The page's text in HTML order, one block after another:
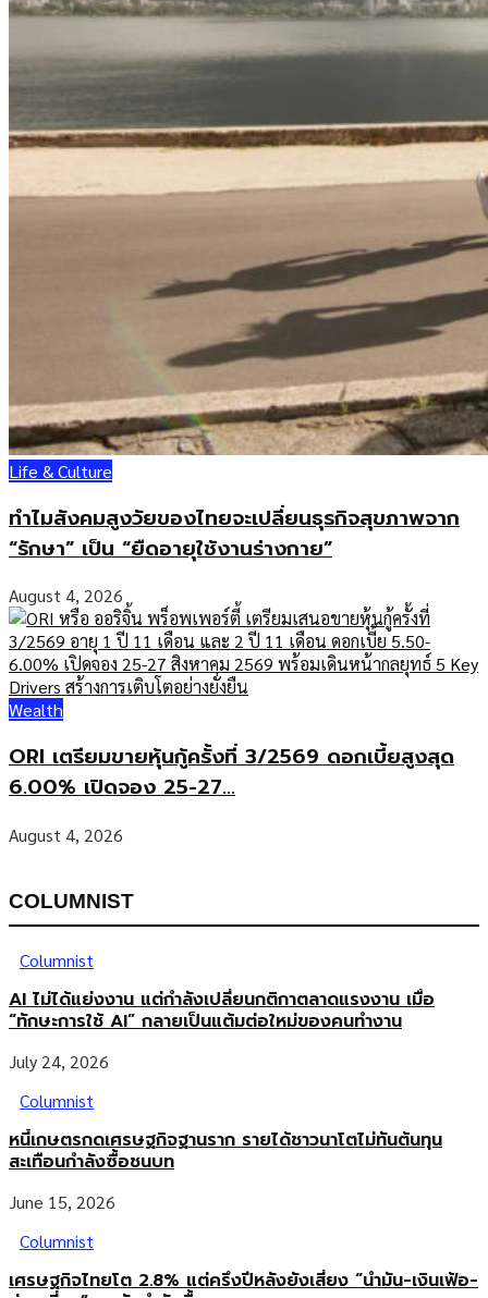
Life & Culture
ทำไมสังคมสูงวัยของไทยจะเปลี่ยนธุรกิจสุขภาพจาก
“รักษา” เป็น “ยืดอายุใช้งานร่างกาย”
August 4, 2026
Wealth
ORI เตรียมขายหุ้นกู้ครั้งที่ 3/2569 ดอกเบี้ยสูงสุด
6.00% เปิดจอง 25-27...
August 4, 2026
COLUMNIST
Columnist
AI ไม่ได้แย่งงาน แต่กำลังเปลี่ยนกติกาตลาดแรงงาน เมื่อ
“ทักษะการใช้ AI” กลายเป็นแต้มต่อใหม่ของคนทำงาน
July 24, 2026
Columnist
หนี้เกษตรกดเศรษฐกิจฐานราก รายได้ชาวนาโตไม่ทันต้นทุน
สะเทือนกำลังซื้อชนบท
June 15, 2026
Columnist
เศรษฐกิจไทยโต 2.8% แต่ครึ่งปีหลังยังเสี่ยง “น้ำมัน-เงินเฟ้อ-